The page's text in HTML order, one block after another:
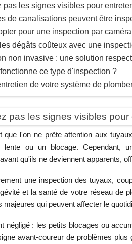
pas les signes visibles pour
de canalisations peuvent être
pour une inspection par
dégâts coûteux avec une
non invasive : une solution
ce type d'inspection ?
de votre système de
pas les signes visibles
que l'on ne prête attention aux
lente ou un blocage. Cependant,
qu'ils ne deviennent apparents,
une inspection des tuyaux,
et la santé de votre réseau de
majeures qui peuvent affecter le
négligé : les petits blocages ou
avant-coureur de problèmes